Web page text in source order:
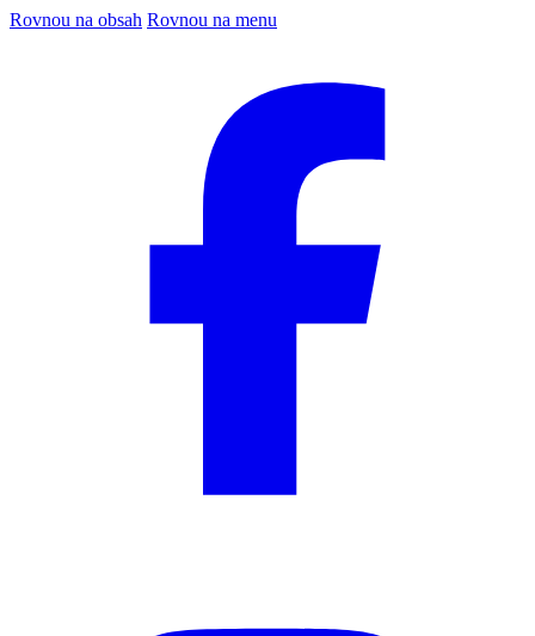
Rovnou na obsah Rovnou na menu